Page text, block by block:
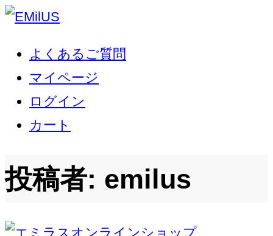
よくあるご質問
マイページ
ログイン
カート
投稿者: emilus